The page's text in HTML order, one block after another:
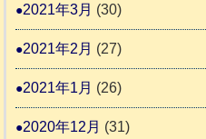
2021年3月 (30)
2021年2月 (27)
2021年1月 (26)
2020年12月 (31)